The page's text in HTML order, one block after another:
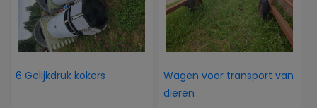
6 Gelijkdruk kokers
Wagen voor transport van
dieren